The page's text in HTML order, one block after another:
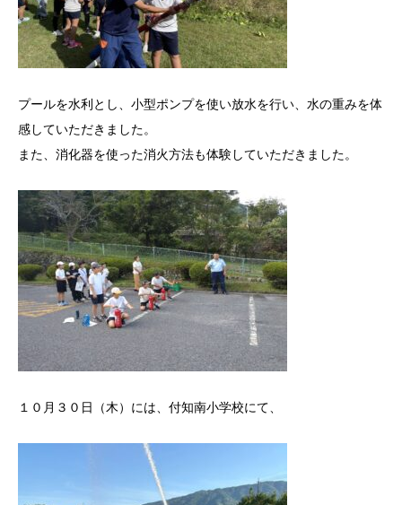
プールを水利とし、小型ポンプを使い放水を行い、水の重みを体
感していただきました。
また、消化器を使った消火方法も体験していただきました。
１０月３０日（木）には、付知南小学校にて、